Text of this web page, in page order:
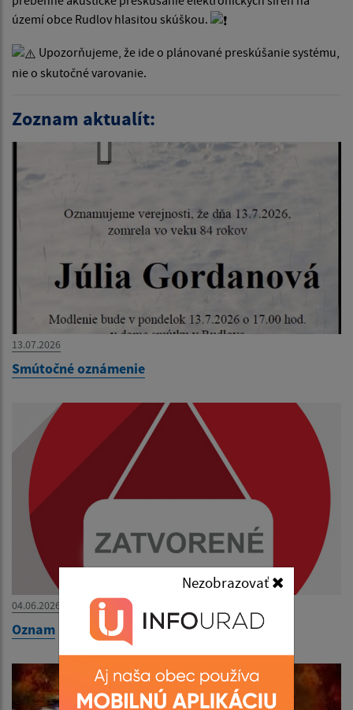
Nezobrazovať
území obce Rudlov hlasitou skúškou.
Upozorňujeme, že ide o plánované preskúšanie systému,
nie o skutočné varovanie.
Zoznam aktualít:
13.07.2026
Smútočné oznámenie
04.06.2026
Oznam